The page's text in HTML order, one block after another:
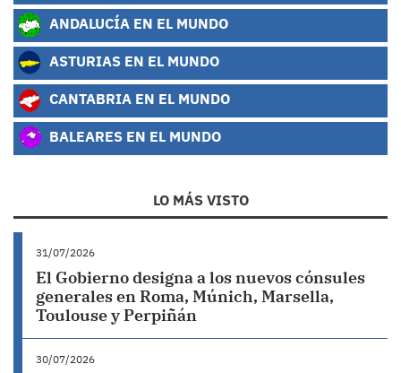
ANDALUCÍA EN EL MUNDO
ASTURIAS EN EL MUNDO
CANTABRIA EN EL MUNDO
BALEARES EN EL MUNDO
LO MÁS VISTO
31/07/2026
El Gobierno designa a los nuevos cónsules
generales en Roma, Múnich, Marsella,
Toulouse y Perpiñán
30/07/2026